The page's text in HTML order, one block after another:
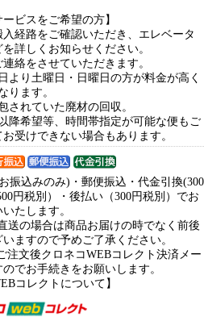
ービスをご希望の方】
経路をご確認いただき、エレベータ
詳しくお知らせください。
絡をさせていただきます。
り土曜日・日曜日の方が料金が高く
ります。
れていた廃材の回収。
降希望等、時間帯指定が可能な便もご
受けできない場合もあります。
振込みのみ)・郵便振込・代金引換(300
円税別）・後払い（300円税別）でお
たします。
送の場合は商品お届けの時でなく前後
ますので予めご了承ください。
文後クロネコWEBコレクト決済メー
でお手続きをお願いします。
コレクトについて】